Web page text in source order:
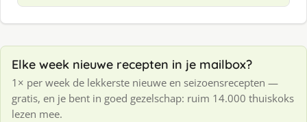
Elke week nieuwe recepten in je mailbox?
1× per week de lekkerste nieuwe en seizoensrecepten —
gratis, en je bent in goed gezelschap: ruim 14.000 thuiskoks
lezen mee.